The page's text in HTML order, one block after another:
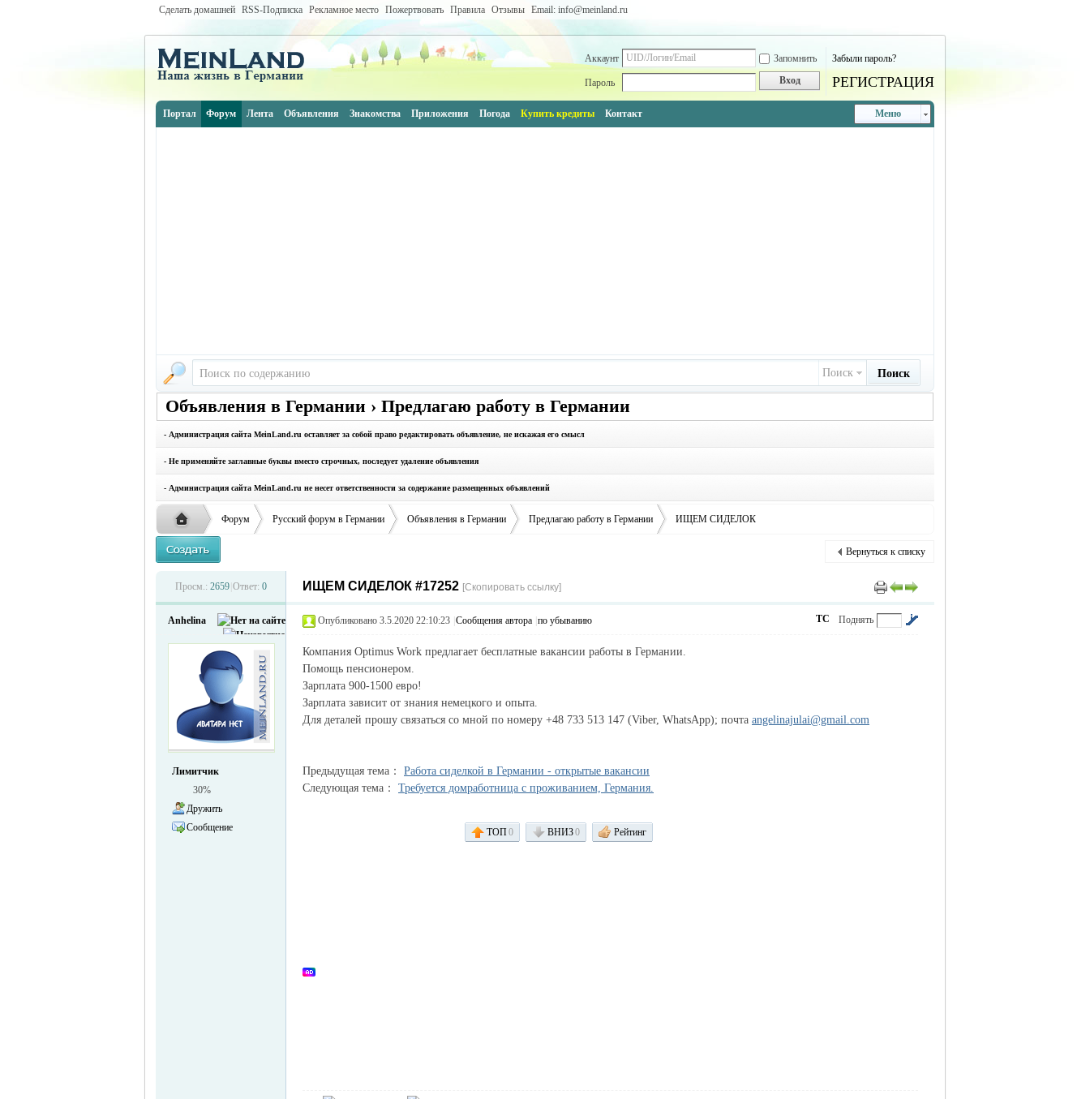
Сделать домашней RSS-Подписка Рекламное место Пожертвовать Правила Отзывы Email: info@meinland.ru
Аккаунт Запомнить Забыли пароль?
Пароль Вход РЕГИСТРАЦИЯ
Меню
Портал Форум Лента Объявления Знакомства Приложения Погода Купить кредиты Контакт
Поиск Поиск
Объявления в Германии › Предлагаю работу в Германии
- Администрация сайта MeinLand.ru оставляет за собой право редактировать объявление, не искажая его смысл
- Не применяйте заглавные буквы вместо строчных, последует удаление объявления
- Администрация сайта MeinLand.ru не несет ответственности за содержание размещенных объявлений
Русская
жизнь и
›
Форум
›
Русский форум в Германии
›
Объявления в Германии
›
Предлагаю работу в Германии ИЩЕМ СИДЕЛОК
Вернуться к списку
Просм.: 2659 Ответ: 0 ИЩЕМ СИДЕЛОК #17252 [Скопировать ссылку]
Anhelina
Лимитчик
30%
Дружить
Сообщение
Поднять
ТС
Опубликовано 3.5.2020 22:10:23 Сообщения автора по убыванию
Компания Optimus Work предлагает бесплатные вакансии работы в Германии.
Помощь пенсионером.
Зарплата 900-1500 евро!
Зарплата зависит от знания немецкого и опыта.
Для деталей прошу связаться со мной по номеру +48 733 513 147 (Viber, WhatsApp); почта angelinajulai@gmail.com
Предыдущая тема： Работа сиделкой в Германии - открытые вакансии
Следующая тема： Требуется домработница с проживанием, Германия.
ТОП0 ВНИЗ0 Рейтинг